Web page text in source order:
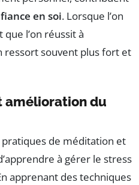
en soi. Lorsque l’on
l’on réussit à
ressort souvent plus fort et
amélioration du
de méditation et
à gérer le stress
apprenant des techniques